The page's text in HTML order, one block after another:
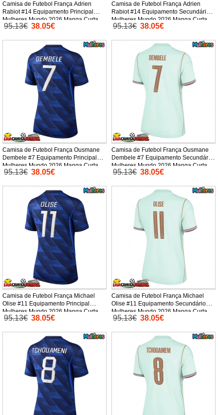
Camisa de Futebol França Adrien
Rabiot #14 Equipamento Principal
Mulheres Mundo 2026 Manga Curta
95.13€ 38.05€
Camisa de Futebol França Adrien
Rabiot #14 Equipamento Secundário
Mulheres Mundo 2026 Manga Curta
95.13€ 38.05€
Camisa de Futebol França Ousmane
Dembele #7 Equipamento Principal
Mulheres Mundo 2026 Manga Curta
95.13€ 38.05€
Camisa de Futebol França Ousmane
Dembele #7 Equipamento Secundário
Mulheres Mundo 2026 Manga Curta
95.13€ 38.05€
Camisa de Futebol França Michael
Olise #11 Equipamento Principal
Mulheres Mundo 2026 Manga Curta
95.13€ 38.05€
Camisa de Futebol França Michael
Olise #11 Equipamento Secundário
Mulheres Mundo 2026 Manga Curta
95.13€ 38.05€